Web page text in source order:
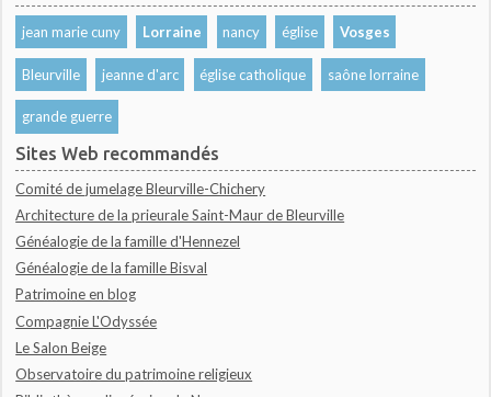
jean marie cuny Lorraine nancy église Vosges
Bleurville jeanne d'arc église catholique saône lorraine
grande guerre
Sites Web recommandés
Comité de jumelage Bleurville-Chichery
Architecture de la prieurale Saint-Maur de Bleurville
Généalogie de la famille d'Hennezel
Généalogie de la famille Bisval
Patrimoine en blog
Compagnie L'Odyssée
Le Salon Beige
Observatoire du patrimoine religieux